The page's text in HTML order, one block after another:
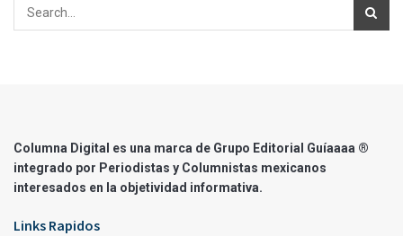
Columna Digital es una marca de Grupo Editorial Guíaaaa ®
integrado por Periodistas y Columnistas mexicanos
interesados en la objetividad informativa.
Links Rapidos